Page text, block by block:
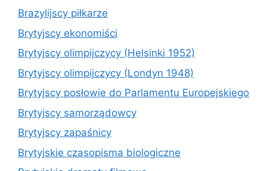
Brazylijscy piłkarze
Brytyjscy ekonomiści
Brytyjscy olimpijczycy (Helsinki 1952)
Brytyjscy olimpijczycy (Londyn 1948)
Brytyjscy posłowie do Parlamentu Europejskiego
Brytyjscy samorządowcy
Brytyjscy zapaśnicy
Brytyjskie czasopisma biologiczne